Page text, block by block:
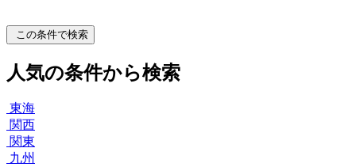
この条件で検索
人気の条件から検索
東海
関西
関東
九州